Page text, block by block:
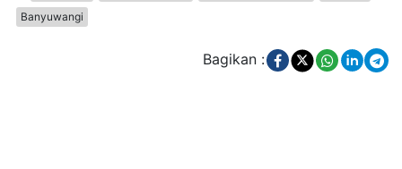
Banyuwangi
Bagikan :